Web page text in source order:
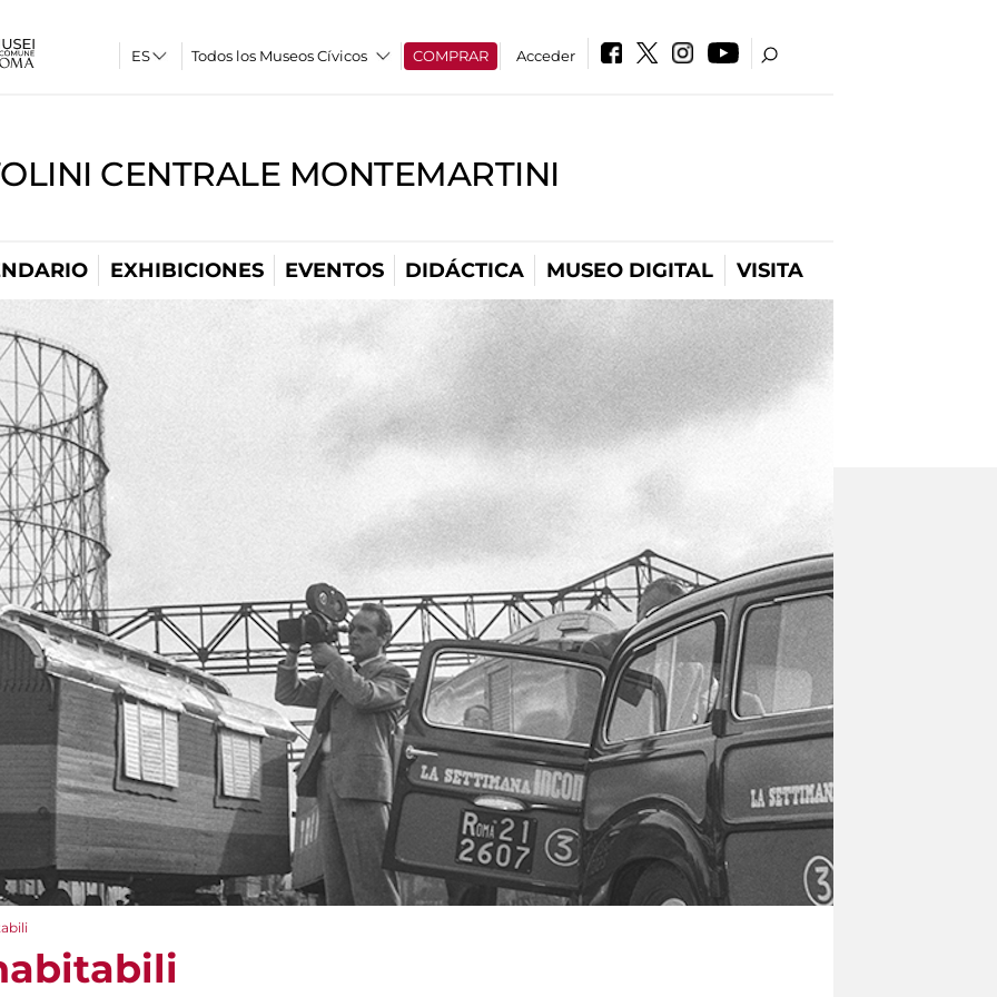
Todos los Museos Cívicos COMPRAR Acceder
CENTRALE MONTEMARTINI
EXHIBICIONES EVENTOS DIDÁCTICA MUSEO DIGITAL VISITA